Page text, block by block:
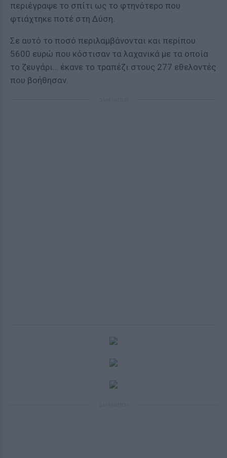
περιέγραψε το σπίτι ως το φτηνότερο που
φτιάχτηκε ποτέ στη Δύση.
Σε αυτό το ποσό περιλαμβάνονται και περίπου
5600 ευρώ που κόστισαν τα λαχανικά με τα οποία
το ζευγάρι… έκανε το τραπέζι στους 277 εθελοντές
που βοήθησαν.